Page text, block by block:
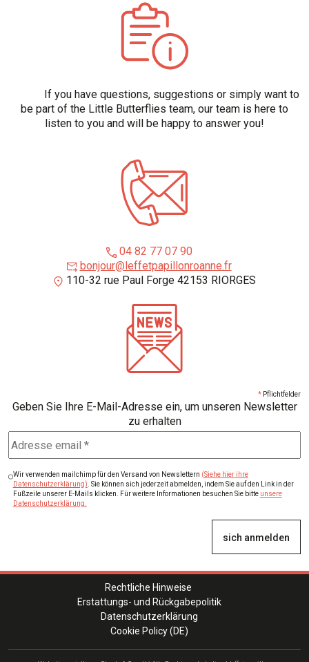
If you have questions, suggestions or simply want to
be part of the Little Butterflies team, our team is here to
listen to you and will be happy to answer you!
04 82 77 07 90
bonjour@leffetpapillonroanne.fr
110-32 rue Paul Forge 42153 RIORGES
* Pflichtfelder
Geben Sie Ihre E-Mail-Adresse ein, um unseren Newsletter
zu erhalten
Wir verwenden mailchimp für den Versand von Newslettern (Siehe hier ihre
Datenschutzerklärung). Sie können sich jederzeit abmelden, indem Sie auf den Link in der
Fußzeile unserer E-Mails klicken. Für weitere Informationen besuchen Sie bitte unsere
Datenschutzerklärung.
Rechtliche Hinweise
Erstattungs- und Rückgabepolitik
Datenschutzerklärung
Cookie Policy (DE)